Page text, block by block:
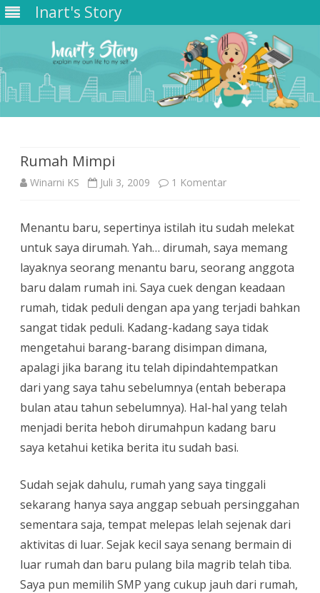
Inart's Story
Rumah Mimpi
Winarni KS Juli 3, 2009 1 Komentarpada
Mimpi
Menantu baru, sepertinya istilah itu sudah melekat
untuk saya dirumah. Yah… dirumah, saya memang
layaknya seorang menantu baru, seorang anggota
baru dalam rumah ini. Saya cuek dengan keadaan
rumah, tidak peduli dengan apa yang terjadi bahkan
sangat tidak peduli. Kadang-kadang saya tidak
mengetahui barang-barang disimpan dimana,
apalagi jika barang itu telah dipindahtempatkan
dari yang saya tahu sebelumnya (entah beberapa
bulan atau tahun sebelumnya). Hal-hal yang telah
menjadi berita heboh dirumahpun kadang baru
saya ketahui ketika berita itu sudah basi.
Sudah sejak dahulu, rumah yang saya tinggali
sekarang hanya saya anggap sebuah persinggahan
sementara saja, tempat melepas lelah sejenak dari
aktivitas di luar. Sejak kecil saya senang bermain di
luar rumah dan baru pulang bila magrib telah tiba.
Saya pun memilih SMP yang cukup jauh dari rumah,